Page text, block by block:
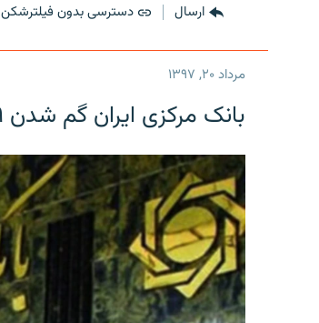
ارسال دسترسی بدون فیلترشکن
مرداد ۲۰, ۱۳۹۷
بانک مرکزی ایران گم شدن ۹ میلیارد دلار را تکذیب کرد